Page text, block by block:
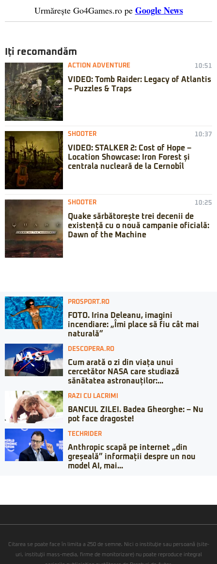
Urmărește Go4Games.ro pe Google News
Iți recomandăm
ACTION ADVENTURE 10:51
VIDEO: Tomb Raider: Legacy of Atlantis
– Puzzles & Traps
SHOOTER 10:37
VIDEO: STALKER 2: Cost of Hope –
Location Showcase: Iron Forest și
centrala nucleară de la Cernobîl
SHOOTER 10:25
Quake sărbătorește trei decenii de
existență cu o nouă campanie oficială:
Dawn of the Machine
PROSPORT.RO
FOTO. Irina Deleanu, imagini
incendiare: „Îmi place să fiu cât mai
naturală”
DESCOPERA.RO
Cum arată o zi din viața unui
cercetător NASA care studiază
sănătatea astronauților:...
RAZI CU LACRIMI
BANCUL ZILEI. Badea Gheorghe: – Nu
pot face dragoste!
TECHRIDER
Anthropic scapă pe internet „din
greșeală” informații despre un nou
model AI, mai...
Citarea se poate face în limita a 250 de semne. Nici o instituţie sau persoană (site-
uri, instituţii mass-media, firme de monitorizare) nu poate reproduce integral